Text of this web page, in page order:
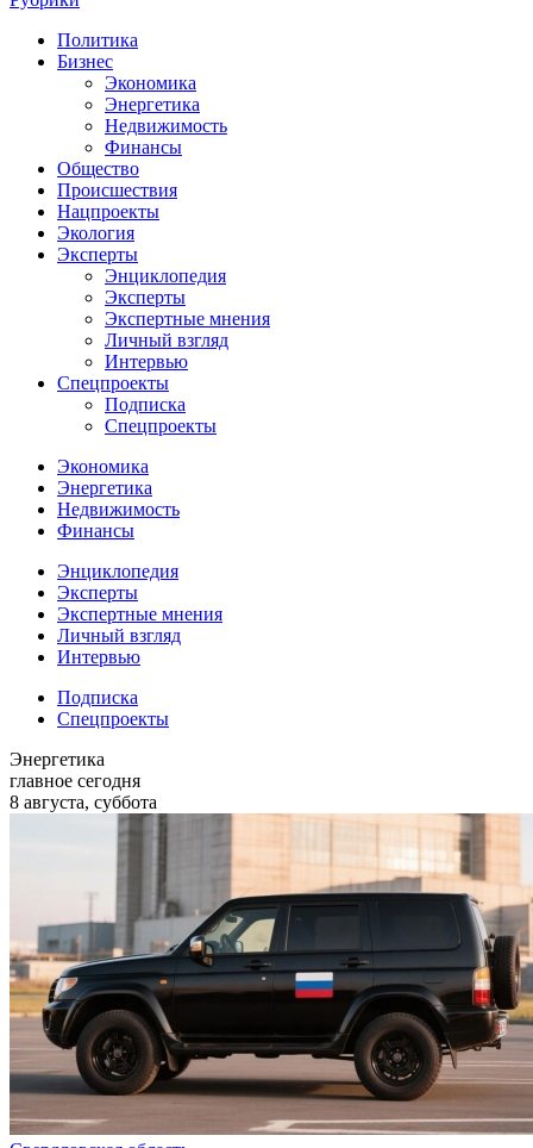
Политика
Бизнес
Экономика
Энергетика
Недвижимость
Финансы
Общество
Происшествия
Нацпроекты
Экология
Эксперты
Энциклопедия
Эксперты
Экспертные мнения
Личный взгляд
Интервью
Спецпроекты
Подписка
Спецпроекты
Экономика
Энергетика
Недвижимость
Финансы
Энциклопедия
Эксперты
Экспертные мнения
Личный взгляд
Интервью
Подписка
Спецпроекты
Энергетика
главное сегодня
8 августа, суббота